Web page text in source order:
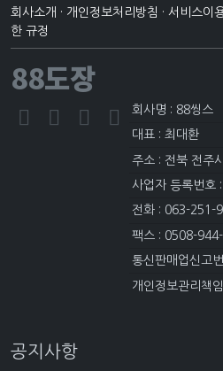
회사소개 · 개인정보처리방침 · 서비스이
한 규정
88도장
회사명 : 88씽스
대표 : 최대환
주소 : 전북 전주
사업자 등록번
전화 : 063-251-
팩스 : 0508-
통신판매업신고
개인정보관리책
공지사항